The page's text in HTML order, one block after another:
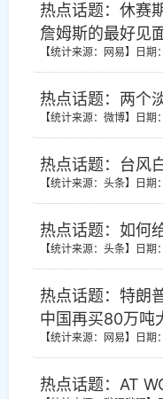
热点话题：休赛
詹姆斯的最好见
【统计来源：网易】 日
热点话题：两个
【统计来源：微博】 日
热点话题：台风
【统计来源：头条】 日
热点话题：如何
【统计来源：头条】 日
热点话题：特朗
中国再买80万吨
【统计来源：网易】 日
热点话题：AT